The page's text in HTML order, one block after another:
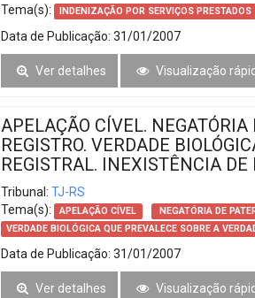
Tema(s):
INDENIZAÇÃO POR SERVIÇOS PRESTADOS
Data de Publicação: 31/01/2007
Ver detalhes Visualização
APELAÇÃO CÍVEL.
REGISTRO. VERDADE
REGISTRAL. INEXISTÊNCIA
Tribunal: TJ-RS
Tema(s):
APELAÇÃO CÍVEL
NEGATÓRIA DE
VERDADE BIOLÓGICA QUE PREVALECE SOBRE A
Data de Publicação: 31/01/2007
Ver detalhes Visualização